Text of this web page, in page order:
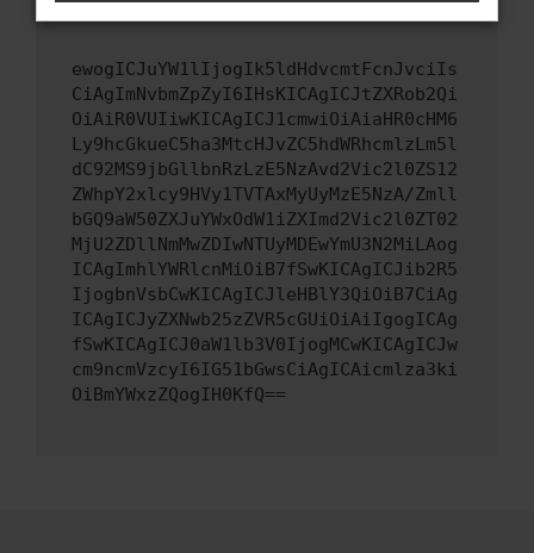
ewogICJuYW1lIjogIk5ldHdvcmtFcnJvciIs
CiAgImNvbmZpZyI6IHsKICAgICJtZXRob2Qi
OiAiR0VUIiwKICAgICJ1cmwiOiAiaHR0cHM6
Ly9hcGkueC5ha3MtcHJvZC5hdWRhcmlzLm5l
dC92MS9jbGllbnRzLzE5NzAvd2Vic2l0ZS12
ZWhpY2xlcy9HVy1TVTAxMyUyMzE5NzA/Zmll
bGQ9aW50ZXJuYWxOdW1iZXImd2Vic2l0ZT02
MjU2ZDllNmMwZDIwNTUyMDEwYmU3N2MiLAog
ICAgImhlYWRlcnMiOiB7fSwKICAgICJib2R5
IjogbnVsbCwKICAgICJleHBlY3QiOiB7CiAg
ICAgICJyZXNwb25zZVR5cGUiOiAiIgogICAg
fSwKICAgICJ0aW1lb3V0IjogMCwKICAgICJw
cm9ncmVzcyI6IG51bGwsCiAgICAicmlza3ki
OiBmYWxzZQogIH0KfQ==